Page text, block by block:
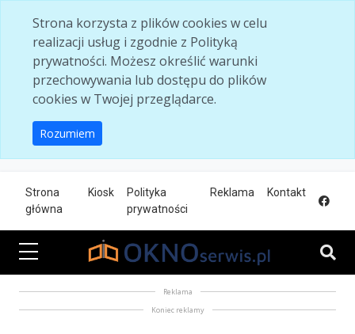
Strona korzysta z plików cookies w celu
realizacji usług i zgodnie z Polityką
prywatności. Możesz określić warunki
przechowywania lub dostępu do plików
cookies w Twojej przeglądarce.
Rozumiem
Strona
główna
Kiosk
Polityka
prywatności
Reklama Kontakt
Reklama
Koniec reklamy